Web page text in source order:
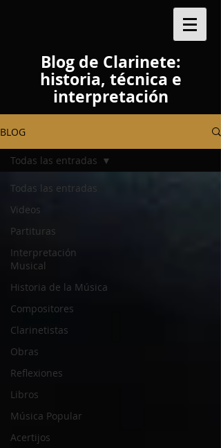
Blog de Clarinete:
historia, técnica e
interpretación
BLOG
Todas las entradas
Videos
Partituras
Interpretación
Musical
Historia de la Música
Compositores
Clarinetistas
Obras
Reflexiones
Libros
Música Popular
Acertijos
Todas las entradas